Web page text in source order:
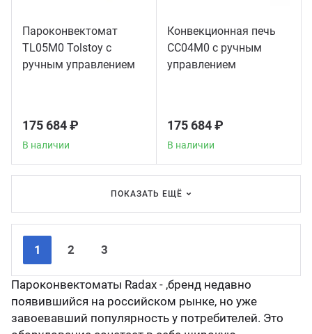
Пароконвектомат
TL05M0 Tolstoy с
ручным управлением
175 684 ₽
В наличии
Конвекционная печь
CC04M0 с ручным
управлением
175 684 ₽
В наличии
ПОКАЗАТЬ ЕЩЁ
1 2 3
Пароконвектоматы Radax - ,бренд недавно
появившийся на российском рынке, но уже
завоевавший популярность у потребителей. Это